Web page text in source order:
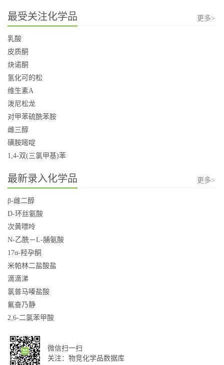
最受关注化学品 更多>
乳酸
皮质酮
炔诺酮
氢化可的松
维生素A
泼尼松龙
对甲苯硫酰苯胺
雌三醇
磺胺嘧啶
1,4-双(三氯甲基)苯
最新录入化学品 更多>
β-雌二醇
D-环丝氨酸
次黄嘌呤
N-乙酰－L-脯氨酸
17α-羟孕酮
米帕林二盐酸盐
滴滴涕
氯普马嗪盐酸
氟奋乃静
2,6-二氯苯甲酸
微信扫一扫
关注：物竞化学品数据库